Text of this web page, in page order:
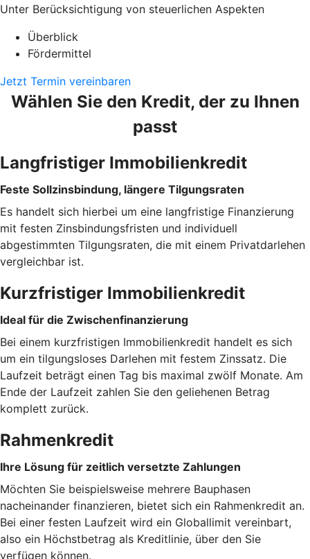
Unter Berücksichtigung von steuerlichen Aspekten
Überblick
Fördermittel
Jetzt Termin vereinbaren
Wählen Sie den Kredit, der zu Ihnen
passt
Langfristiger Immobilienkredit
Feste Sollzinsbindung, längere Tilgungsraten
Es handelt sich hierbei um eine langfristige Finanzierung
mit festen Zinsbindungsfristen und individuell
abgestimmten Tilgungsraten, die mit einem Privatdarlehen
vergleichbar ist.
Kurzfristiger Immobilienkredit
Ideal für die Zwischenfinanzierung
Bei einem kurzfristigen Immobilienkredit handelt es sich
um ein tilgungsloses Darlehen mit festem Zinssatz. Die
Laufzeit beträgt einen Tag bis maximal zwölf Monate. Am
Ende der Laufzeit zahlen Sie den geliehenen Betrag
komplett zurück.
Rahmenkredit
Ihre Lösung für zeitlich versetzte Zahlungen
Möchten Sie beispielsweise mehrere Bauphasen
nacheinander finanzieren, bietet sich ein Rahmenkredit an.
Bei einer festen Laufzeit wird ein Globallimit vereinbart,
also ein Höchstbetrag als Kreditlinie, über den Sie
verfügen können.